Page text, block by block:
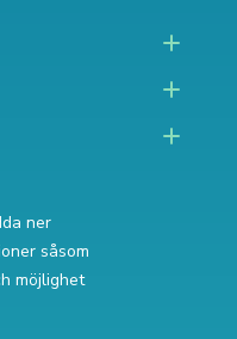
ner
såsom
möjlighet